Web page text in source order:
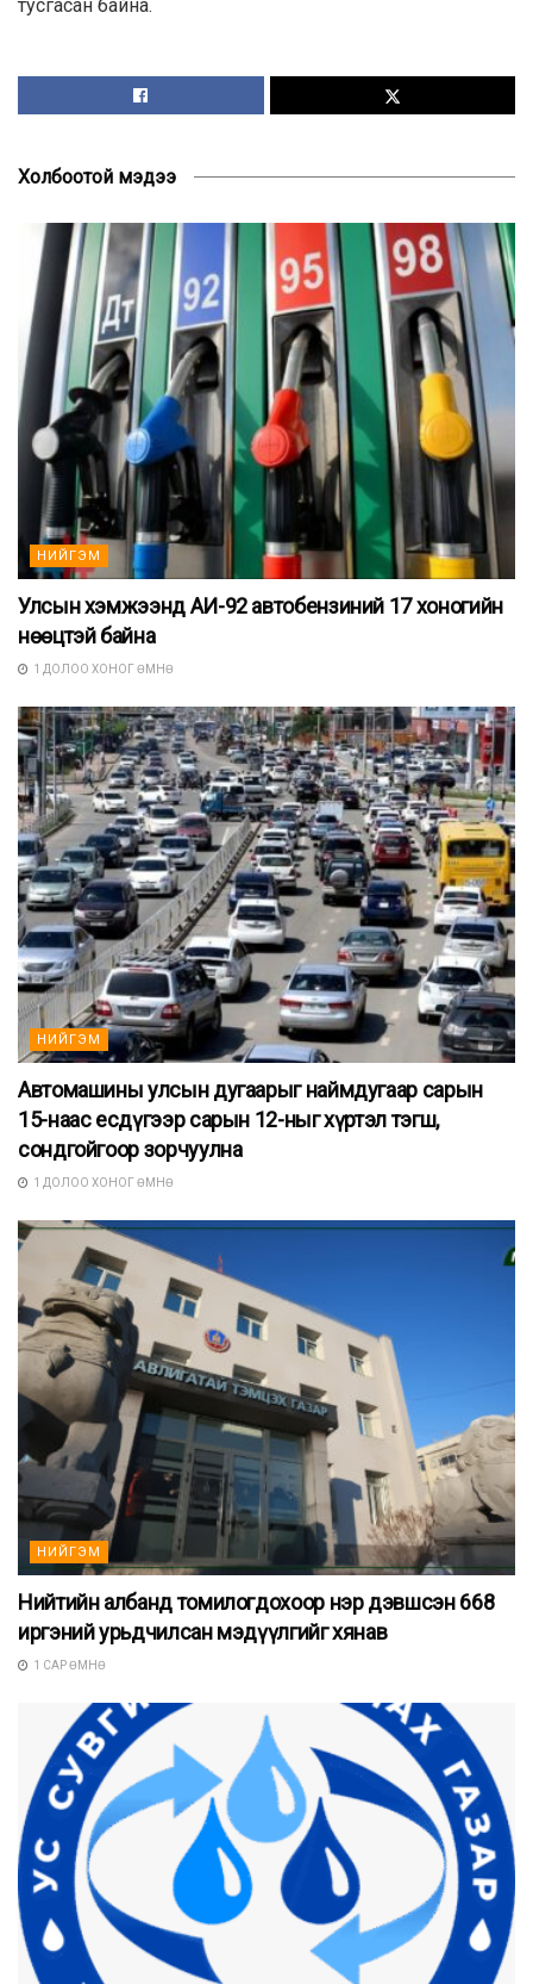
тусгасан байна.
Холбоотой мэдээ
НИЙГЭМ
Улсын хэмжээнд АИ-92 автобензиний 17 хоногийн
нөөцтэй байна
1 ДОЛОО ХОНОГ ӨМНӨ
НИЙГЭМ
Автомашины улсын дугаарыг наймдугаар сарын
15-наас есдүгээр сарын 12-ныг хүртэл тэгш,
сондгойгоор зорчуулна
1 ДОЛОО ХОНОГ ӨМНӨ
НИЙГЭМ
Нийтийн албанд томилогдохоор нэр дэвшсэн 668
иргэний урьдчилсан мэдүүлгийг хянав
1 САР ӨМНӨ